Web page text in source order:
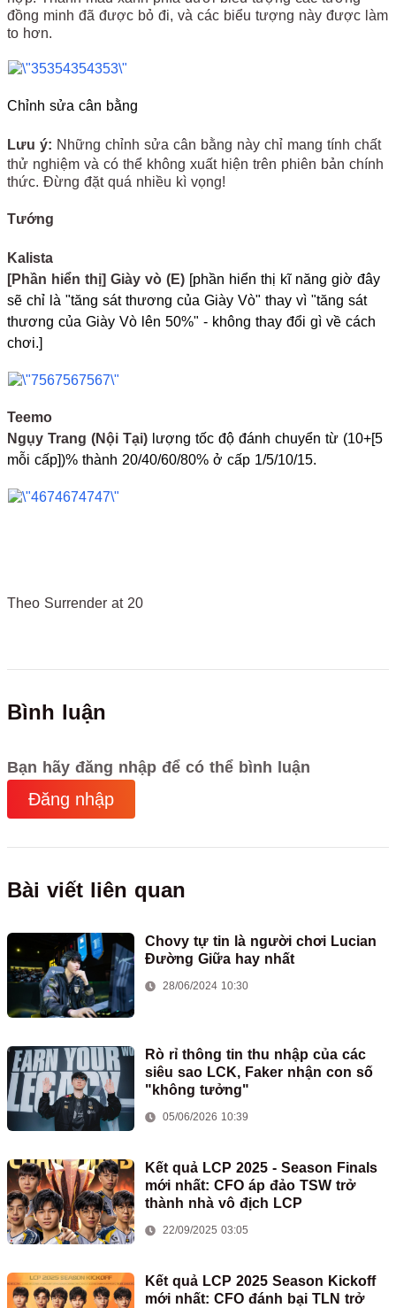
đồng minh đã được bỏ đi, và các biểu tượng này được làm
to hơn.
Chỉnh sửa cân bằng
Lưu ý: Những chỉnh sửa cân bằng này chỉ mang tính chất
thử nghiệm và có thể không xuất hiện trên phiên bản chính
thức. Đừng đặt quá nhiều kì vọng!
Tướng
Kalista
[Phần hiển thị] Giày vò (E) [phần hiển thị kĩ năng giờ đây
sẽ chỉ là "tăng sát thương của Giày Vò" thay vì "tăng sát
thương của Giày Vò lên 50%" - không thay đổi gì về cách
chơi.]
Teemo
Ngụy Trang (Nội Tại) lượng tốc độ đánh chuyển từ (10+[5
mỗi cấp])% thành 20/40/60/80% ở cấp 1/5/10/15.
Theo Surrender at 20
Bình luận
Bạn hãy đăng nhập để có thể bình luận
Đăng nhập
Bài viết liên quan
Chovy tự tin là người chơi Lucian
Đường Giữa hay nhất
28/06/2024 10:30
Rò rỉ thông tin thu nhập của các
siêu sao LCK, Faker nhận con số
"không tưởng"
05/06/2026 10:39
Kết quả LCP 2025 - Season Finals
mới nhất: CFO áp đảo TSW trở
thành nhà vô địch LCP
22/09/2025 03:05
Kết quả LCP 2025 Season Kickoff
mới nhất: CFO đánh bại TLN trở